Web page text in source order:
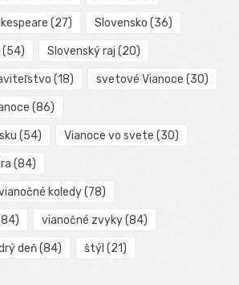
(27) Slovensko (36)
(54) Slovenský raj (20)
(18) svetové Vianoce (30)
(86)
(54) Vianoce vo svete (30)
(84)
koledy(78)
vianočné zvyky(84)
deň(84) štýl (21)